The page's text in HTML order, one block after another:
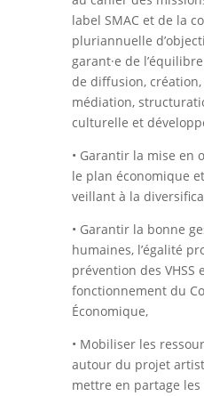
label SMAC et de la
pluriannuelle
garant·e de
de diffusion,
médiation,
culturelle et
• Garantir la mise
le plan économique
veillant à la
• Garantir la bonne
humaines, l’égalité
prévention des VHSS
fonctionnement du
Économique,
• Mobiliser les
autour du projet
mettre en partage